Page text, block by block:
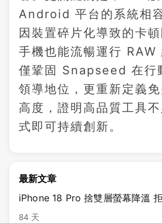
Android 平台的系統相
因裝置碎片化導致的卡
手機也能流暢運行 RAW
僅鞏固 Snapseed 在行
領導地位，更重新定義
高度，證明高品質工具
式即可持續創新。
最新文章
iPhone 18 Pro 捨雙層螢幕降溫
84 天